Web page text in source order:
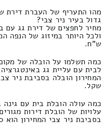
מהו התעריף של העברת דירת
גדול בעיר ניר צבי?
ש"ח.
כמה תשלמו על הובלה של
לבית עם עליית גג
שקל.
כמה עולה הובלת בית עם גינה
בסביבת ניר צבי המחירון הוא 5700 ועד 3200